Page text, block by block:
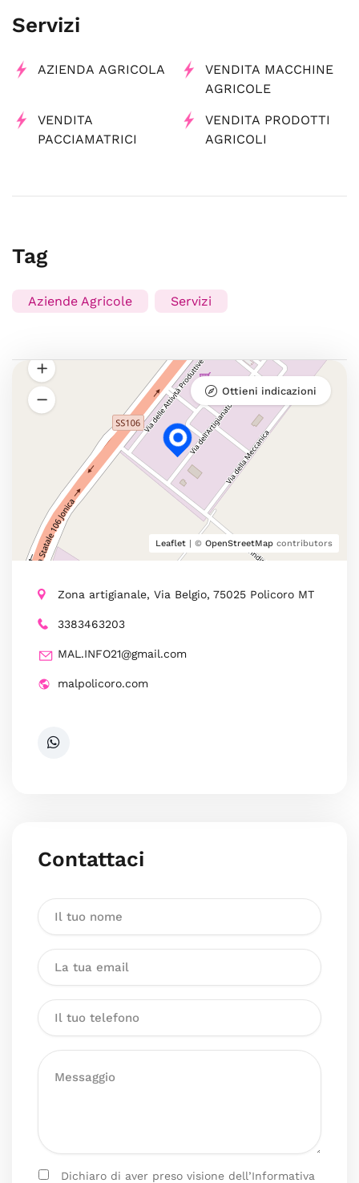
Servizi
AZIENDA AGRICOLA
VENDITA MACCHINE
AGRICOLE
VENDITA
PACCIAMATRICI
VENDITA PRODOTTI
AGRICOLI
Tag
Aziende Agricole Servizi
Leaflet | © OpenStreetMap contributors
Ottieni indicazioni
Zona artigianale, Via Belgio, 75025 Policoro MT
3383463203
MAL.INFO21@gmail.com
malpolicoro.com
Contattaci
Dichiaro di aver preso visione dell’Informativa